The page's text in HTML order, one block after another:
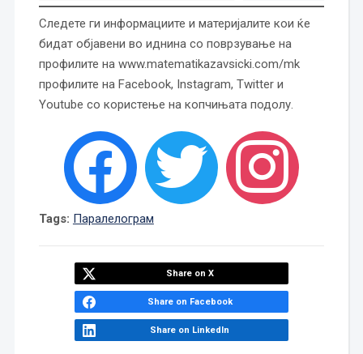
Следете ги информациите и материјалите кои ќе
бидат објавени во иднина со поврзување на
профилите на www.matematikazavsicki.com/mk
профилите на Facebook, Instagram, Twitter и
Youtube со користење на копчињата подолу.
Tags: Паралелограм
Share on X
Share on Facebook
Share on LinkedIn